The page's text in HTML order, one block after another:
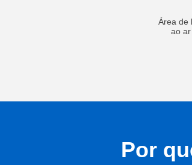
Área de
ao
Por